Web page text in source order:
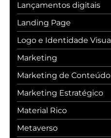
Lançamentos digitais
Landing Page
Logo e Identidade Visual
Marketing
Marketing de Conteúdo
Marketing Estratégico
Material Rico
Metaverso